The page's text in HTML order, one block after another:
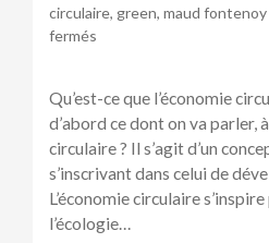
circulaire, green, maud fontenoy
fermés
vers
de
nouveaux
enjeux
Qu’est-ce que l’économie
d’abord ce dont on va parler,
circulaire ? Il s’agit d’un
s’inscrivant dans celui de
L’économie circulaire
l’écologie…